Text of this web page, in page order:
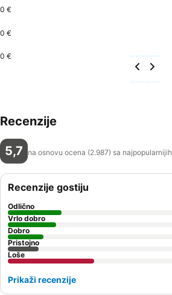
0 €
0 €
0 €
Recenzije
5,7 na osnovu ocena (2.987) sa najpopularnijih
Recenzije gostiju
Odlično
Vrlo dobro
Dobro
Pristojno
Loše
Prikaži recenzije